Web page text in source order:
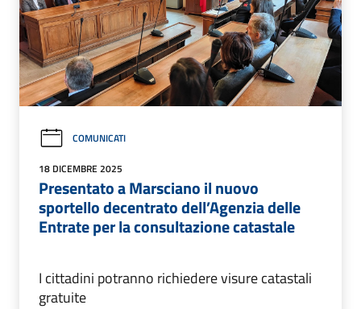
COMUNICATI
18 DICEMBRE 2025
Presentato a Marsciano il nuovo
sportello decentrato dell’Agenzia delle
Entrate per la consultazione catastale
I cittadini potranno richiedere visure catastali
gratuite